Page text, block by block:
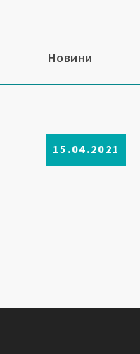
Новини
15.04.2021